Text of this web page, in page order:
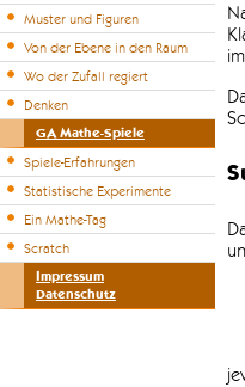
Muster und Figuren
Von der Ebene in den Raum
Wo der Zufall regiert
Denken
GA Mathe-Spiele
Spiele-Erfahrungen
Statistische Experimente
Ein Mathe-Tag
Scratch
Impressum
Datenschutz